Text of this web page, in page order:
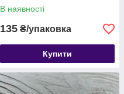
В наявності
135 ₴/упаковка
Купити